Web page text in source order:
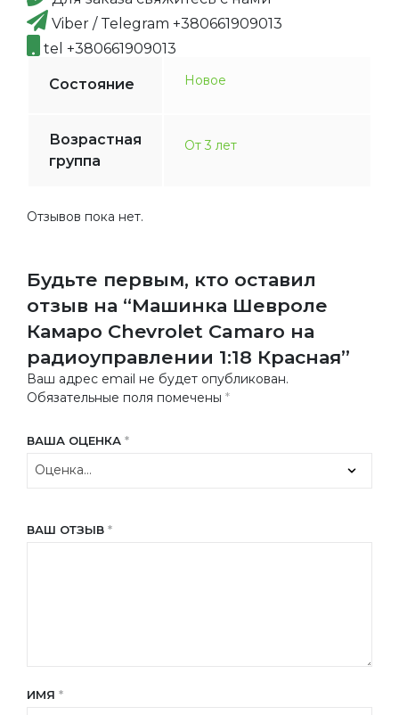
Viber / Telegram +380661909013
tel +380661909013
Состояние Новое
Возрастная
группа
От 3 лет
Отзывов пока нет.
Будьте первым, кто оставил
отзыв на “Машинка Шевроле
Камаро Chevrolet Camaro на
радиоуправлении 1:18 Красная”
Ваш адрес email не будет опубликован.
Обязательные поля помечены *
ВАША ОЦЕНКА *
ВАШ ОТЗЫВ *
ИМЯ *